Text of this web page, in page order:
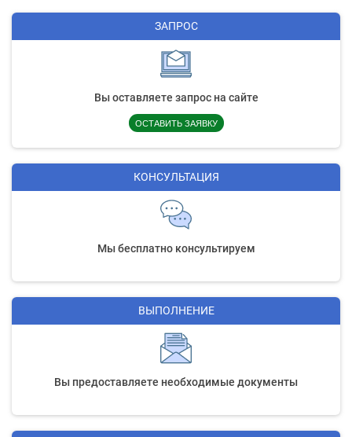
ЗАПРОС
Вы оставляете запрос на сайте
ОСТАВИТЬ ЗАЯВКУ
КОНСУЛЬТАЦИЯ
Мы бесплатно консультируем
ВЫПОЛНЕНИЕ
Вы предоставляете необходимые документы